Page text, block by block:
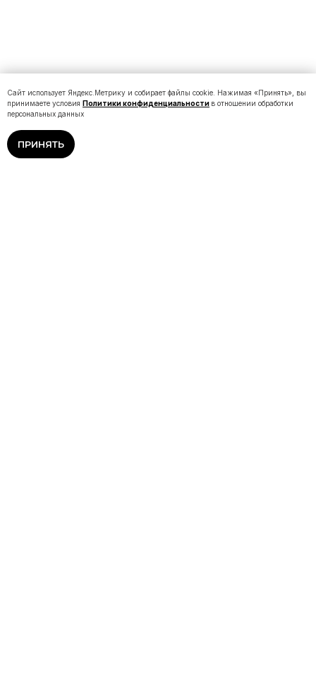
Сайт использует Яндекс.Метрику и собирает файлы cookie. Нажимая «Принять», вы
принимаете условия Политики конфиденциальности в отношении обработки
персональных данных
ПРИНЯТЬ